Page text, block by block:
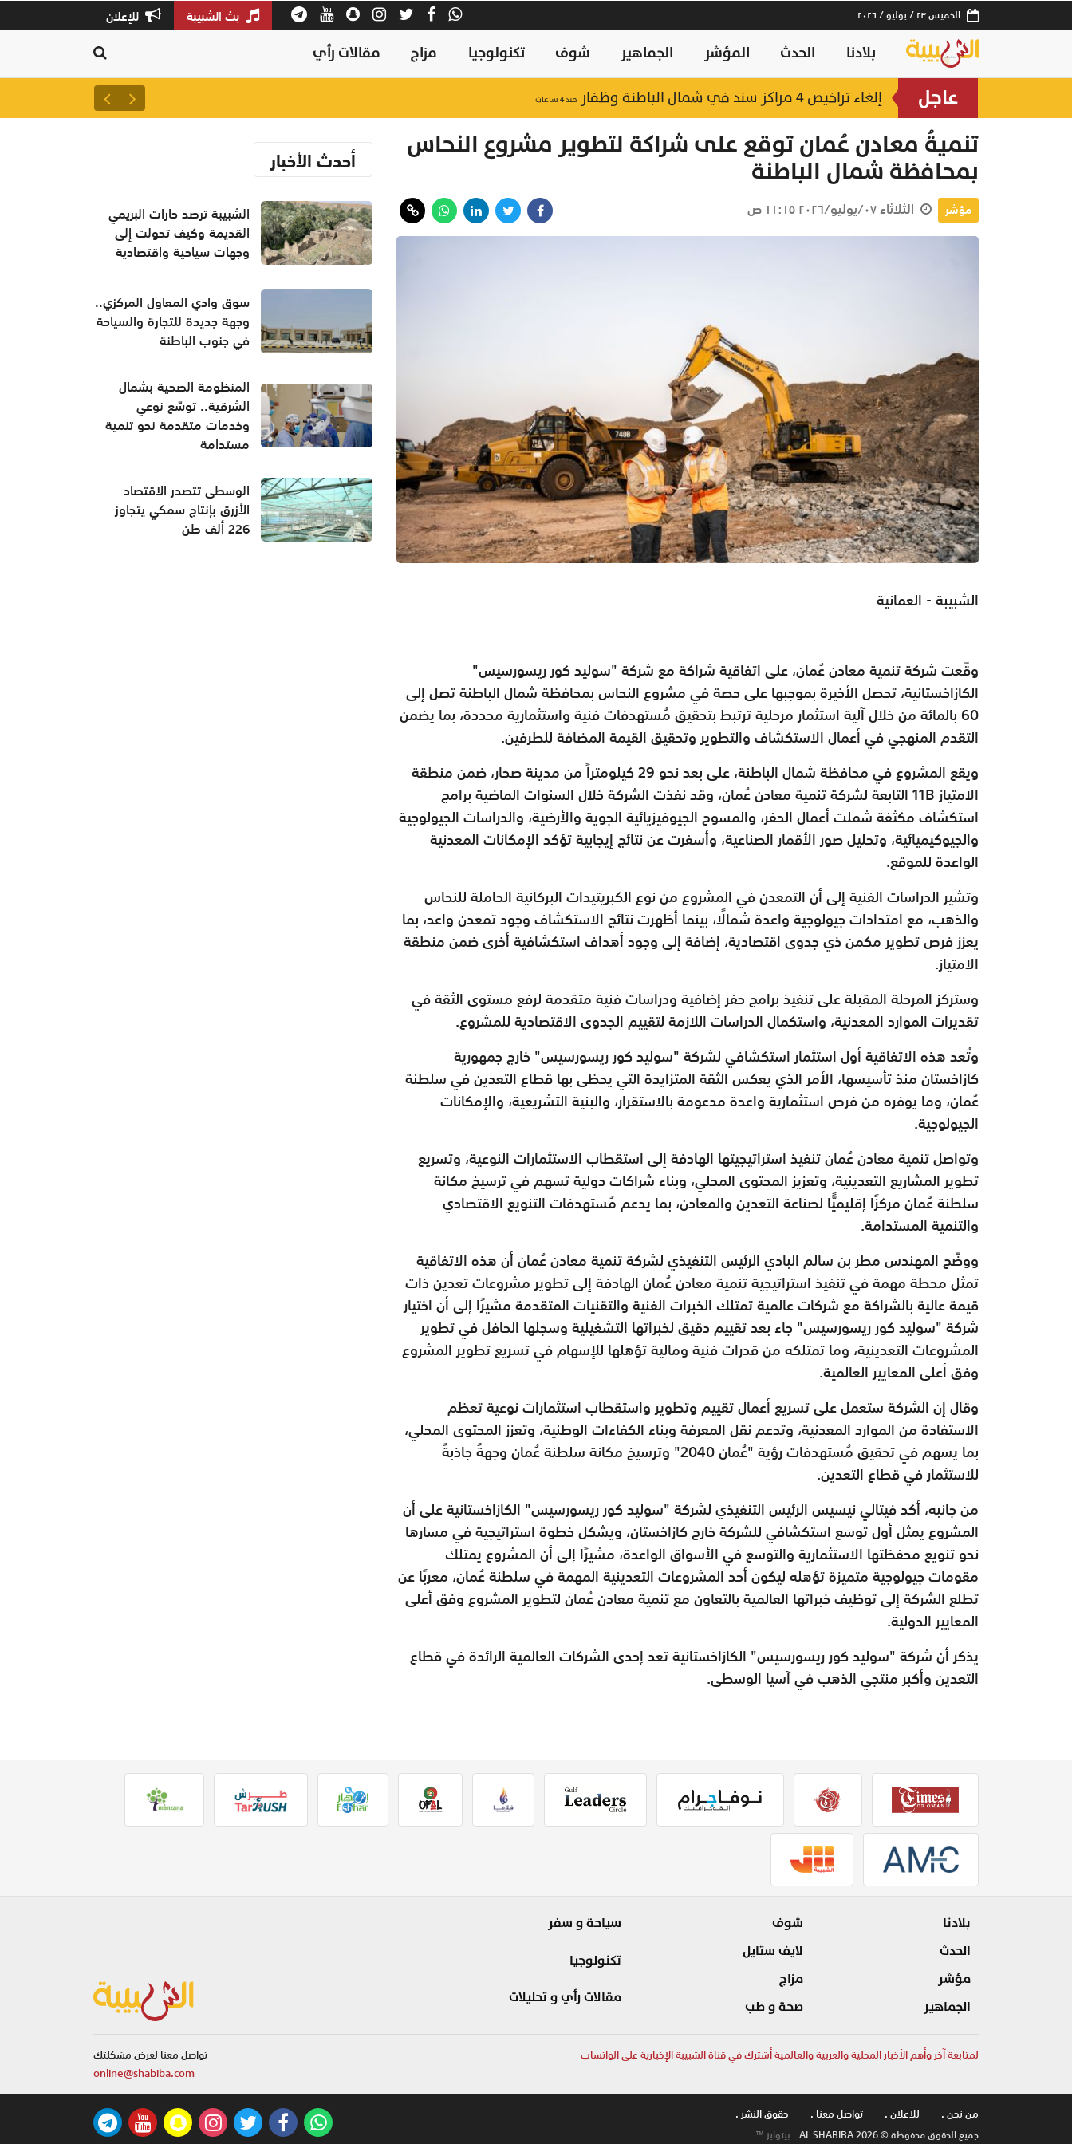
الخميس ٢٣ / يوليو / ٢٠٢٦ بث الشبيبة للإعلان
بلادنا الحدث المؤشر الجماهير شوف تكنولوجيا مزاج مقالات رأي
عاجل إلغاء تراخيص 4 مراكز سند في شمال الباطنة وظفار منذ ٤ ساعات ارتفاع الإصابات المؤكدة بفيروس إيبولا
تنميةُ معادن عُمان توقع على شراكة لتطوير مشروع النحاس
بمحافظة شمال الباطنة
مؤشر الثلاثاء ٠٧/يوليو/٢٠٢٦ ١١:١٥ ص
الشبيبة - العمانية
وقّعت شركة تنمية معادن عُمان، على اتفاقية شراكة مع شركة "سوليد كور ريسورسيس"
الكازاخستانية، تحصل الأخيرة بموجبها على حصة في مشروع النحاس بمحافظة شمال الباطنة تصل إلى
60 بالمائة من خلال آلية استثمار مرحلية ترتبط بتحقيق مُستهدفات فنية واستثمارية محددة، بما يضمن
التقدم المنهجي في أعمال الاستكشاف والتطوير وتحقيق القيمة المضافة للطرفين.
ويقع المشروع في محافظة شمال الباطنة، على بعد نحو 29 كيلومتراً من مدينة صحار، ضمن منطقة
الامتياز 11B التابعة لشركة تنمية معادن عُمان، وقد نفذت الشركة خلال السنوات الماضية برامج
استكشاف مكثفة شملت أعمال الحفر، والمسوح الجيوفيزيائية الجوية والأرضية، والدراسات الجيولوجية
والجيوكيميائية، وتحليل صور الأقمار الصناعية، وأسفرت عن نتائج إيجابية تؤكد الإمكانات المعدنية
الواعدة للموقع.
وتشير الدراسات الفنية إلى أن التمعدن في المشروع من نوع الكبريتيدات البركانية الحاملة للنحاس
والذهب، مع امتدادات جيولوجية واعدة شمالًا، بينما أظهرت نتائج الاستكشاف وجود تمعدن واعد، بما
يعزز فرص تطوير مكمن ذي جدوى اقتصادية، إضافة إلى وجود أهداف استكشافية أخرى ضمن منطقة
الامتياز.
وستركز المرحلة المقبلة على تنفيذ برامج حفر إضافية ودراسات فنية متقدمة لرفع مستوى الثقة في
تقديرات الموارد المعدنية، واستكمال الدراسات اللازمة لتقييم الجدوى الاقتصادية للمشروع.
وتُعد هذه الاتفاقية أول استثمار استكشافي لشركة "سوليد كور ريسورسيس" خارج جمهورية
كازاخستان منذ تأسيسها، الأمر الذي يعكس الثقة المتزايدة التي يحظى بها قطاع التعدين في سلطنة
عُمان، وما يوفره من فرص استثمارية واعدة مدعومة بالاستقرار، والبنية التشريعية، والإمكانات
الجيولوجية.
وتواصل تنمية معادن عُمان تنفيذ استراتيجيتها الهادفة إلى استقطاب الاستثمارات النوعية، وتسريع
تطوير المشاريع التعدينية، وتعزيز المحتوى المحلي، وبناء شراكات دولية تسهم في ترسيخ مكانة
سلطنة عُمان مركزًا إقليميًّا لصناعة التعدين والمعادن، بما يدعم مُستهدفات التنويع الاقتصادي
والتنمية المستدامة.
ووضّح المهندس مطر بن سالم البادي الرئيس التنفيذي لشركة تنمية معادن عُمان أن هذه الاتفاقية
تمثل محطة مهمة في تنفيذ استراتيجية تنمية معادن عُمان الهادفة إلى تطوير مشروعات تعدين ذات
قيمة عالية بالشراكة مع شركات عالمية تمتلك الخبرات الفنية والتقنيات المتقدمة مشيرًا إلى أن اختيار
شركة "سوليد كور ريسورسيس" جاء بعد تقييم دقيق لخبراتها التشغيلية وسجلها الحافل في تطوير
المشروعات التعدينية، وما تمتلكه من قدرات فنية ومالية تؤهلها للإسهام في تسريع تطوير المشروع
وفق أعلى المعايير العالمية.
وقال إن الشركة ستعمل على تسريع أعمال تقييم وتطوير واستقطاب استثمارات نوعية تعظم
الاستفادة من الموارد المعدنية، وتدعم نقل المعرفة وبناء الكفاءات الوطنية، وتعزز المحتوى المحلي،
بما يسهم في تحقيق مُستهدفات رؤية "عُمان 2040" وترسيخ مكانة سلطنة عُمان وجهةً جاذبةً
للاستثمار في قطاع التعدين.
من جانبه، أكد فيتالي نيسيس الرئيس التنفيذي لشركة "سوليد كور ريسورسيس" الكازاخستانية على أن
المشروع يمثل أول توسع استكشافي للشركة خارج كازاخستان، ويشكل خطوة استراتيجية في مسارها
نحو تنويع محفظتها الاستثمارية والتوسع في الأسواق الواعدة، مشيرًا إلى أن المشروع يمتلك
مقومات جيولوجية متميزة تؤهله ليكون أحد المشروعات التعدينية المهمة في سلطنة عُمان، معربًا عن
تطلع الشركة إلى توظيف خبراتها العالمية بالتعاون مع تنمية معادن عُمان لتطوير المشروع وفق أعلى
المعايير الدولية.
يذكر أن شركة "سوليد كور ريسورسيس" الكازاخستانية تعد إحدى الشركات العالمية الرائدة في قطاع
التعدين وأكبر منتجي الذهب في آسيا الوسطى.
أحدث الأخبار
الشبيبة ترصد حارات البريمي
القديمة وكيف تحولت إلى
وجهات سياحية واقتصادية
سوق وادي المعاول المركزي..
وجهة جديدة للتجارة والسياحة
في جنوب الباطنة
المنظومة الصحية بشمال
الشرقية.. توسّع نوعي
وخدمات متقدمة نحو تنمية
مستدامة
الوسطى تتصدر الاقتصاد
الأزرق بإنتاج سمكي يتجاوز
226 ألف طن
بلادنا
الحدث
مؤشر
الجماهير
شوف
لايف ستايل
مزاج
صحة و طب
سياحة و سفر
تكنولوجيا
مقالات رأي و تحليلات
لمتابعة آخر وأهم الأخبار المحلية والعربية والعالمية أشترك في قناة الشبيبة الإخبارية على الواتساب
تواصل معنا لعرض مشكلتك
online@shabiba.com
من نحن .
للاعلان . تواصل معنا . حقوق النشر .
جميع الحقوق محفوظة © AL SHABIBA 2026 بيتوايز ™